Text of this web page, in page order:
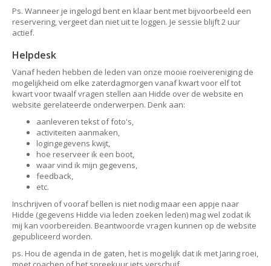
Ps. Wanneer je ingelogd bent en klaar bent met bijvoorbeeld een
reservering, vergeet dan niet uit te loggen. Je sessie blijft 2 uur
actief.
Helpdesk
Vanaf heden hebben de leden van onze mooie roeivereniging de
mogelijkheid om elke zaterdagmorgen vanaf kwart voor elf tot
kwart voor twaalf vragen stellen aan Hidde over de website en
website gerelateerde onderwerpen. Denk aan:
aanleveren tekst of foto's,
activiteiten aanmaken,
logingegevens kwijt,
hoe reserveer ik een boot,
waar vind ik mijn gegevens,
feedback,
etc.
Inschrijven of vooraf bellen is niet nodig maar een appje naar
Hidde (gegevens Hidde via leden zoeken leden) mag wel zodat ik
mij kan voorbereiden. Beantwoorde vragen kunnen op de website
gepubliceerd worden.
ps. Hou de agenda in de gaten, het is mogelijk dat ik met Jaring roei,